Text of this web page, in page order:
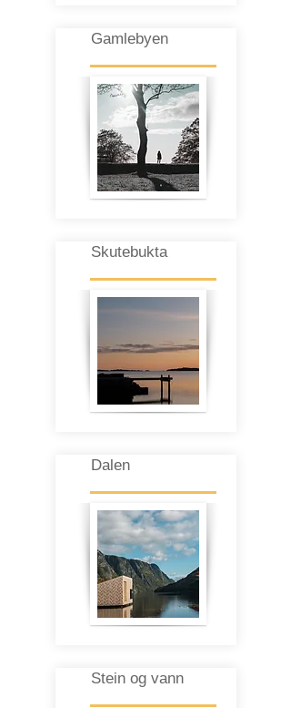
Gamlebyen
Skutebukta
Dalen
Stein og vann